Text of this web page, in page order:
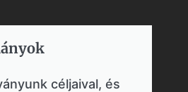
céljaival, és